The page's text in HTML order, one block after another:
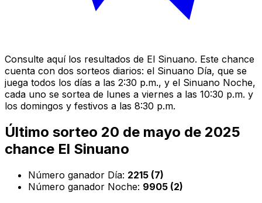
Consulte aquí los resultados de El Sinuano. Este chance
cuenta con dos sorteos diarios: el Sinuano Día, que se
juega todos los días a las 2:30 p.m., y el Sinuano Noche,
cada uno se sortea de lunes a viernes a las 10:30 p.m. y
los domingos y festivos a las 8:30 p.m.
Último sorteo 20 de mayo de 2025
chance El Sinuano
Número ganador Día: 2215 (7)
Número ganador Noche: 9905 (2)